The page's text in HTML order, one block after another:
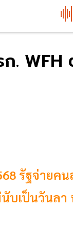
ก.
รัฐจ่ายค
นับเป็นวัน